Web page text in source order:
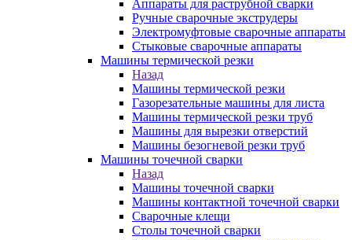
Аппараты для раструбной сварки
Ручные сварочные экструдеры
Электромуфтовые сварочные аппараты
Стыковые сварочные аппараты
Машины термической резки
Назад
Машины термической резки
Газорезательные машины для листа
Машины термической резки труб
Машины для вырезки отверстий
Машины безогневой резки труб
Машины точечной сварки
Назад
Машины точечной сварки
Машины контактной точечной сварки
Сварочные клещи
Столы точечной сварки